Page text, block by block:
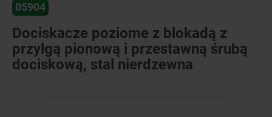
05904
Dociskacze poziome z blokadą z
przylgą pionową i przestawną śrubą
dociskową, stal nierdzewna